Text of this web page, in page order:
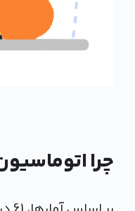
چرا